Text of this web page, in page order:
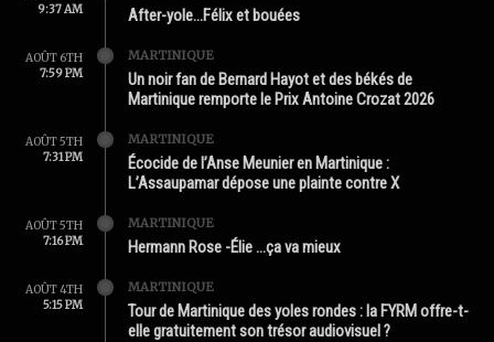
9:37 AM
After-yole…Félix et bouées
AOÛT 6TH
7:59 PM
MARTINIQUE
Un noir fan de Bernard Hayot et des békés de
Martinique remporte le Prix Antoine Crozat 2026
AOÛT 5TH
7:31 PM
MARTINIQUE
Écocide de l’Anse Meunier en Martinique :
L’Assaupamar dépose une plainte contre X
AOÛT 5TH
7:16 PM
MARTINIQUE
Hermann Rose -Élie …ça va mieux
AOÛT 4TH
5:15 PM
MARTINIQUE
Tour de Martinique des yoles rondes : la FYRM offre-t-
elle gratuitement son trésor audiovisuel ?